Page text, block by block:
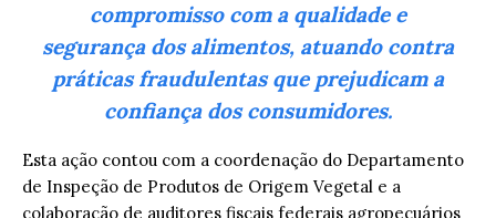
compromisso com a qualidade e
segurança dos alimentos, atuando contra
práticas fraudulentas que prejudicam a
confiança dos consumidores.
Esta ação contou com a coordenação do Departamento
de Inspeção de Produtos de Origem Vegetal e a
colaboração de auditores fiscais federais agropecuários